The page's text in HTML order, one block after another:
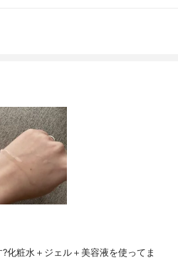
化粧水＋ジェル＋美容液を使ってま